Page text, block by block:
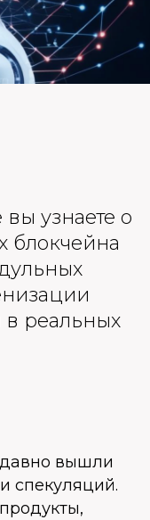
узнаете о
блокчейна
реальных
вышли
спекуляций.